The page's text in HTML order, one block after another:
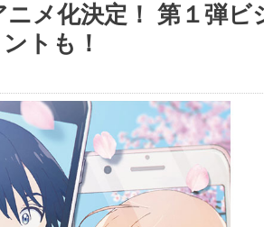
メ化決定！ 第１弾ビ
トも！